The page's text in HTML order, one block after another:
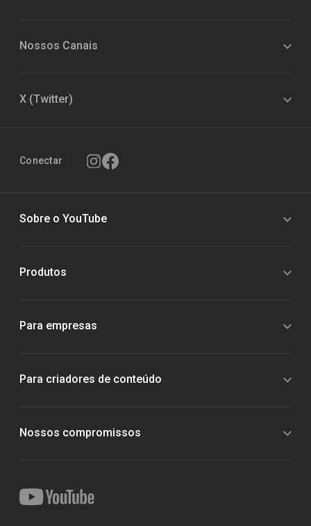
Nossos Canais
X (Twitter)
Conectar
Sobre o YouTube
Produtos
Para empresas
Para criadores de conteúdo
Nossos compromissos